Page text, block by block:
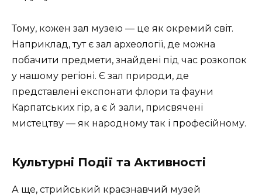
Тому, кожен зал музею — це як окремий світ.
Наприклад, тут є зал археології, де можна
побачити предмети, знайдені під час розкопок
у нашому регіоні. Є зал природи, де
представлені експонати флори та фауни
Карпатських гір, а є й зали, присвячені
мистецтву — як народному так і професійному.
Культурні Події та Активності
А ще, стрийський краєзнавчий музей